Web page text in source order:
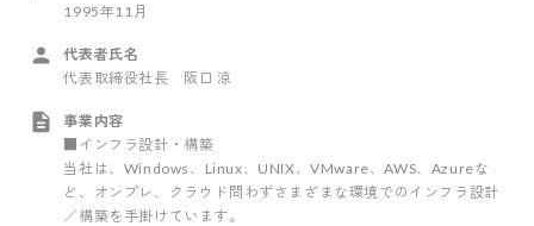
1995年11月
代表者氏名
代表取締役社長 阪口 涼
事業内容
■インフラ設計・構築
当社は、Windows、Linux、UNIX、VMware、AWS、Azureな
ど、オンプレ、クラウド問わずさまざまな環境でのインフラ設計
／構築を手掛けています。